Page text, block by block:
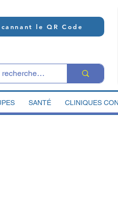
le QR Code
SANTÉ CLINIQUES